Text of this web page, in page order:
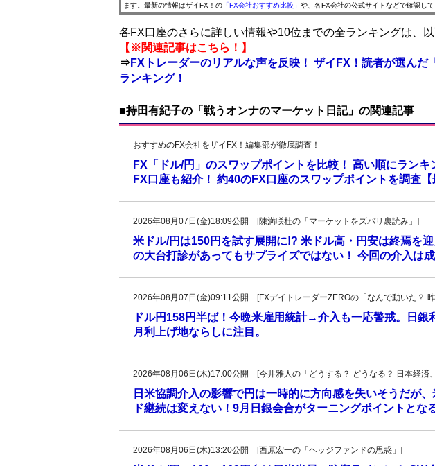
ます。最新の情報はザイFX！の 「FX会社おすすめ比較」 や、各FX会社の公式サイトなどで確認し
各FX口座のさらに詳しい情報や10位までの全ランキングは、以
【※関連記事はこちら！】
⇒FXトレーダーのリアルな声を反映！ ザイFX！読者が選んだ
ランキング！
■持田有紀子の「戦うオンナのマーケット日記」の関連記事
おすすめのFX会社をザイFX！編集部が徹底調査！
FX「ドル/円」のスワップポイントを比較！ 高い順にラン
FX口座も紹介！ 約40のFX口座のスワップポイントを調査【
2026年08月07日(金)18:09公開 [陳満咲杜の「マーケットをズバリ裏読み」]
米ドル/円は150円を試す展開に!? 米ドル高・円安は終焉を
の大台打診があってもサプライズではない！ 今回の介入は
2026年08月07日(金)09:11公開 [FXデイトレーダーZEROの「なんで動いた？
ドル円158円半ば！今晩米雇用統計→介入も一応警戒。日銀
月利上げ地ならしに注目。
2026年08月06日(木)17:00公開 [今井雅人の「どうする？ どうなる？ 日本経済
日米協調介入の影響で円は一時的に方向感を失いそうだが
ド継続は変えない！9月日銀会合がターニングポイントとな
2026年08月06日(木)13:20公開 [西原宏一の「ヘッジファンドの思惑」]